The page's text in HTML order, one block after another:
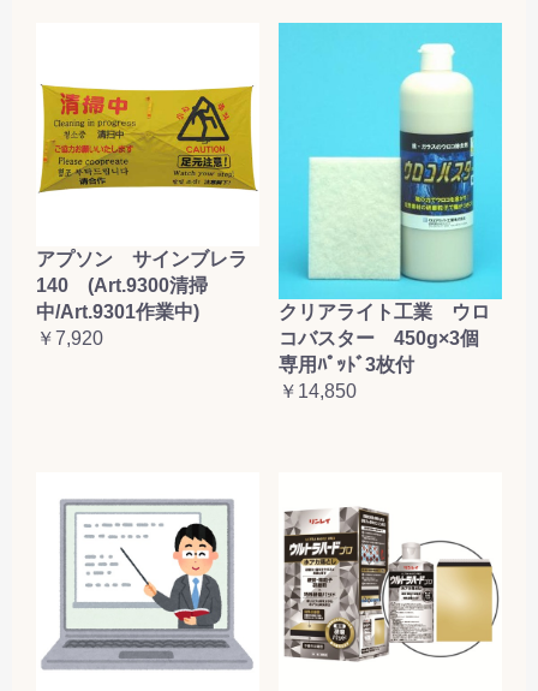
アプソン サインブレラ
140 (Art.9300清掃
中/Art.9301作業中)
￥7,920
クリアライト工業 ウロ
コバスター 450g×3個
専用ﾊﾟｯﾄﾞ3枚付
￥14,850